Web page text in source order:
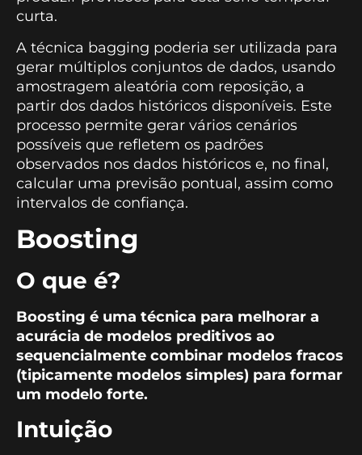
curta.
A técnica bagging poderia ser utilizada para
gerar múltiplos conjuntos de dados, usando
amostragem aleatória com reposição, a
partir dos dados históricos disponíveis. Este
processo permite gerar vários cenários
possíveis que refletem os padrões
observados nos dados históricos e, no final,
calcular uma previsão pontual, assim como
intervalos de confiança.
Boosting
O que é?
Boosting é uma técnica para melhorar a
acurácia de modelos preditivos ao
sequencialmente combinar modelos fracos
(tipicamente modelos simples) para formar
um modelo forte.
Intuição